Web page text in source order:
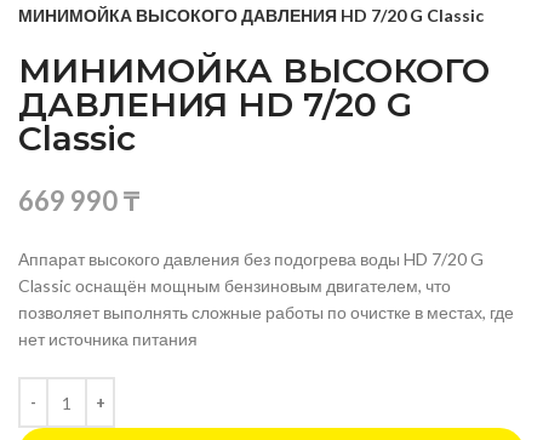
МИНИМОЙКА ВЫСОКОГО ДАВЛЕНИЯ HD 7/20 G Classic
МИНИМОЙКА ВЫСОКОГО
ДАВЛЕНИЯ HD 7/20 G
Classic
669 990₸
Аппарат высокого давления без подогрева воды HD 7/20 G
Classic оснащён мощным бензиновым двигателем, что
позволяет выполнять сложные работы по очистке в местах, где
нет источника питания